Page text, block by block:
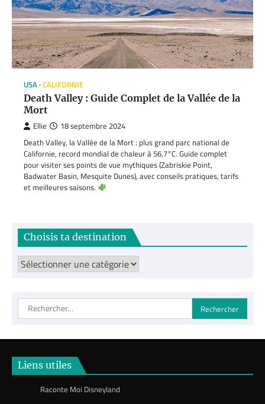
USA CALIFORNIE
Death Valley : Guide Complet de la Vallée de la
Mort
Ellie 18 septembre 2024
Death Valley, la Vallée de la Mort : plus grand parc national de
Californie, record mondial de chaleur à 56,7°C. Guide complet
pour visiter ses points de vue mythiques (Zabriskie Point,
Badwater Basin, Mesquite Dunes), avec conseils pratiques, tarifs
et meilleures saisons.
Choisis ta destination
Choisis
ta
Rechercher :
Liens utiles
Raconte Moi Disneyland